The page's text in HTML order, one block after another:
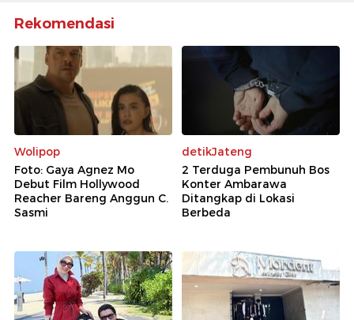
Rekomendasi
Wolipop
Foto: Gaya Agnez Mo
Debut Film Hollywood
Reacher Bareng Anggun C.
Sasmi
detikJateng
2 Terduga Pembunuh Bos
Konter Ambarawa
Ditangkap di Lokasi
Berbeda